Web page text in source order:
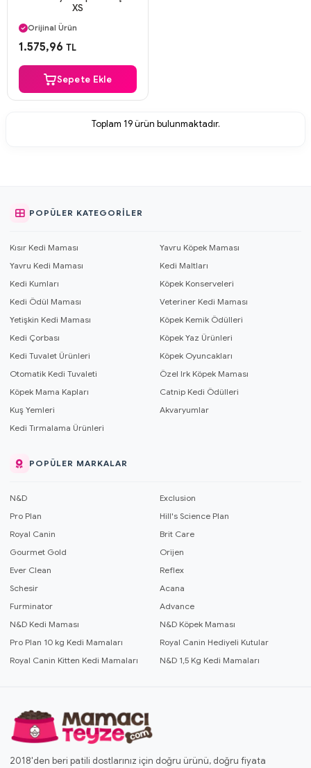
XS
Aynı Gün Kargo
Orijinal Ürün
Güvenli Ödeme
1.575,96 TL
Sepete Ekle
Toplam 19ürün bulunmaktadır.
POPÜLER KATEGORILER
Kısır Kedi Maması
Yavru Köpek Maması
Yavru Kedi Maması
Kedi Maltları
Kedi Kumları
Köpek Konserveleri
Kedi Ödül Maması
Veteriner Kedi Maması
Yetişkin Kedi Maması
Köpek Kemik Ödülleri
Kedi Çorbası
Köpek Yaz Ürünleri
Kedi Tuvalet Ürünleri
Köpek Oyuncakları
Otomatik Kedi Tuvaleti
Özel Irk Köpek Maması
Köpek Mama Kapları
Catnip Kedi Ödülleri
Kuş Yemleri
Akvaryumlar
Kedi Tırmalama Ürünleri
POPÜLER MARKALAR
N&D
Exclusion
Pro Plan
Hill's Science Plan
Royal Canin
Brit Care
Gourmet Gold
Orijen
Ever Clean
Reflex
Schesir
Acana
Furminator
Advance
N&D Kedi Maması
N&D Köpek Maması
Pro Plan 10 kg Kedi Mamaları
Royal Canin Hediyeli Kutular
Royal Canin Kitten Kedi Mamaları
N&D 1,5 Kg Kedi Mamaları
2018'den beri patili dostlarınız için doğru ürünü, doğru fiyata